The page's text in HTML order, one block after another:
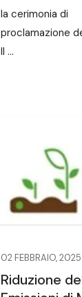
la cerimonia di
proclamazione
II ...
02 FEBBRAIO, 2025
Riduzione